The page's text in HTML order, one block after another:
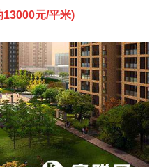
13000元/平米)